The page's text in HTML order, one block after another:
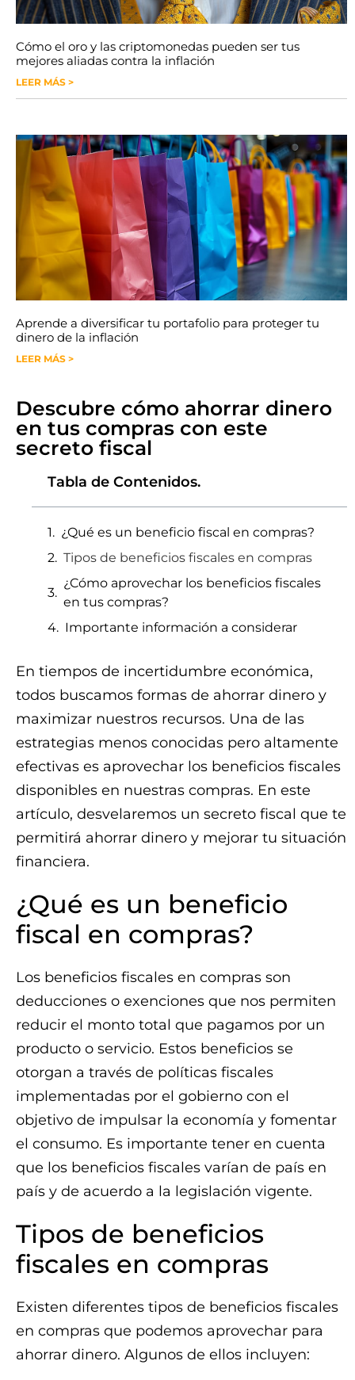
Cómo el oro y las criptomonedas pueden ser tus
mejores aliadas contra la inflación
LEER MÁS >
Aprende a diversificar tu portafolio para proteger tu
dinero de la inflación
LEER MÁS >
Descubre cómo ahorrar dinero
en tus compras con este
secreto fiscal
Tabla de Contenidos.
¿Qué es un beneficio fiscal en compras?
Tipos de beneficios fiscales en compras
¿Cómo aprovechar los beneficios fiscales
en tus compras?
Importante información a considerar
En tiempos de incertidumbre económica,
todos buscamos formas de ahorrar dinero y
maximizar nuestros recursos. Una de las
estrategias menos conocidas pero altamente
efectivas es aprovechar los beneficios fiscales
disponibles en nuestras compras. En este
artículo, desvelaremos un secreto fiscal que te
permitirá ahorrar dinero y mejorar tu situación
financiera.
¿Qué es un beneficio
fiscal en compras?
Los beneficios fiscales en compras son
deducciones o exenciones que nos permiten
reducir el monto total que pagamos por un
producto o servicio. Estos beneficios se
otorgan a través de políticas fiscales
implementadas por el gobierno con el
objetivo de impulsar la economía y fomentar
el consumo. Es importante tener en cuenta
que los beneficios fiscales varían de país en
país y de acuerdo a la legislación vigente.
Tipos de beneficios
fiscales en compras
Existen diferentes tipos de beneficios fiscales
en compras que podemos aprovechar para
ahorrar dinero. Algunos de ellos incluyen: